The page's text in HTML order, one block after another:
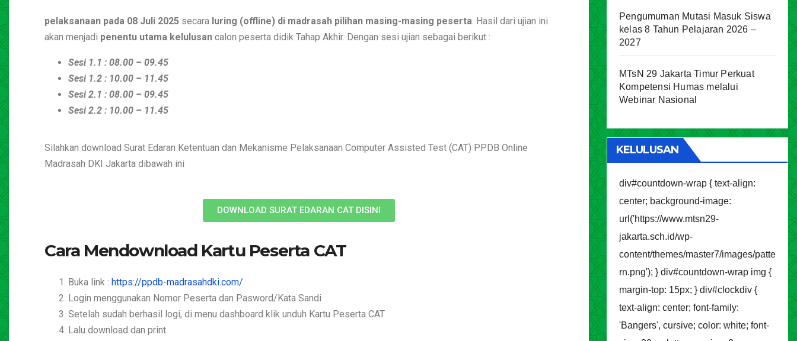
pelaksanaan pada 08 Juli 2025 secara luring (offline) di madrasah pilihan masing-masing peserta . Hasil dari ujian ini
akan menjadi penentu utama kelulusan calon peserta didik Tahap Akhir. Dengan sesi ujian sebagai berikut :
Sesi 1.1 : 08.00 – 09.45
Sesi 1.2 : 10.00 – 11.45
Sesi 2.1 : 08.00 – 09.45
Sesi 2.2 : 10.00 – 11.45
Silahkan download Surat Edaran Ketentuan dan Mekanisme Pelaksanaan Computer Assisted Test (CAT) PPDB Online
Madrasah DKI Jakarta dibawah ini
DOWNLOAD SURAT EDARAN CAT DISINI
Cara Mendownload Kartu Peserta CAT
Buka link : https://ppdb-madrasahdki.com/
Login menggunakan Nomor Peserta dan Pasword/Kata Sandi
Setelah sudah berhasil logi, di menu dashboard klik unduh Kartu Peserta CAT
Lalu download dan print
Pengumuman Mutasi Masuk Siswa
kelas 8 Tahun Pelajaran 2026 –
2027
MTsN 29 Jakarta Timur Perkuat
Kompetensi Humas melalui
Webinar Nasional
KELULUSAN
div#countdown-wrap { text-align:
center; background-image:
url('https://www.mtsn29-
jakarta.sch.id/wp-
content/themes/master7/images/patte
rn.png'); } div#countdown-wrap img {
margin-top: 15px; } div#clockdiv {
text-align: center; font-family:
'Bangers', cursive; color: white; font-